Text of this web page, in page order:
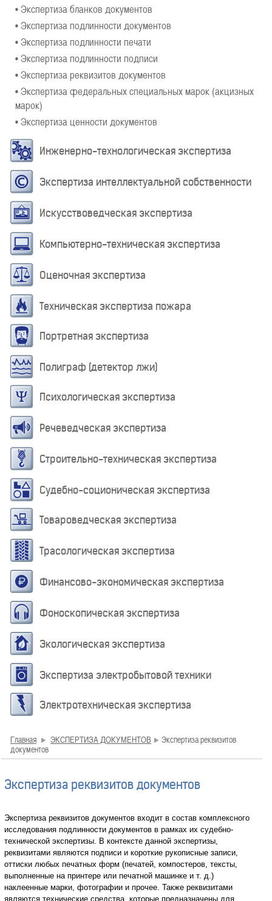
• Экспертиза бланков документов
• Экспертиза подлинности документов
• Экспертиза подлинности печати
• Экспертиза подлинности подписи
• Экспертиза реквизитов документов
• Экспертиза федеральных специальных марок (акцизных
марок)
• Экспертиза ценности документов
Инженерно-технологическая экспертиза
Экспертиза интеллектуальной собственности
Искусствоведческая экспертиза
Компьютерно-техническая экспертиза
Оценочная экспертиза
Техническая экспертиза пожара
Портретная экспертиза
Полиграф (детектор лжи)
Психологическая экспертиза
Речеведческая экспертиза
Строительно-техническая экспертиза
Судебно-соционическая экспертиза
Товароведческая экспертиза
Трасологическая экспертиза
Финансово-экономическая экспертиза
Фоноскопическая экспертиза
Экологическая экспертиза
Экспертиза электробытовой техники
Электротехническая экспертиза
Главная ЭКСПЕРТИЗА ДОКУМЕНТОВ
Экспертиза реквизитов
документов
Экспертиза реквизитов документов
Экспертиза реквизитов документов входит в состав комплексного
исследования подлинности документов в рамках их судебно-
технической экспертизы. В контексте данной экспертизы,
реквизитами являются подписи и короткие рукописные записи,
оттиски любых печатных форм (печатей, компостеров, тексты,
выполненные на принтере или печатной машинке и т. д.)
наклеенные марки, фотографии и прочее. Также реквизитами
являются технические средства, которые предназначены для